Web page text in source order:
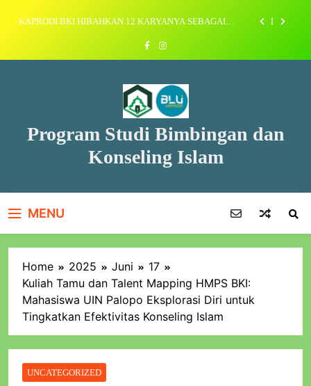
WUJUD NYATA KOMITMEN AKADEMIK
KAPRODI BKI HIBAHKAN 12 KARYANYA SEBAGAI
WUJUD NYATA KOMITMEN AKADEMIK
Program Studi Bimbingan dan
Konseling Islam
MENU
Home 2025 Juni
17
Kuliah Tamu dan Talent Mapping HMPS BKI:
Mahasiswa UIN Palopo Eksplorasi Diri untuk
Tingkatkan Efektivitas Konseling Islam
UNCATEGORIZED